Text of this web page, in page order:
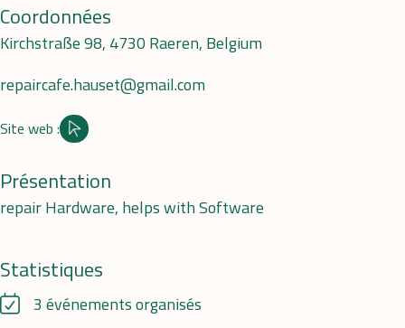
Coordonnées
Kirchstraße 98, 4730 Raeren, Belgium
repaircafe.hauset@gmail.com
Site web :
Site internet
Présentation
repair Hardware, helps with Software
Statistiques
3 événements organisés